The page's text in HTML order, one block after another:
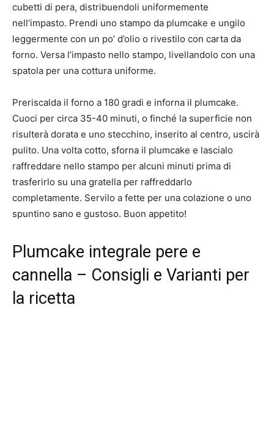
cubetti di pera, distribuendoli uniformemente
nell’impasto. Prendi uno stampo da plumcake e ungilo
leggermente con un po’ d’olio o rivestilo con carta da
forno. Versa l’impasto nello stampo, livellandolo con una
spatola per una cottura uniforme.
Preriscalda il forno a 180 gradi e inforna il plumcake.
Cuoci per circa 35-40 minuti, o finché la superficie non
risulterà dorata e uno stecchino, inserito al centro, uscirà
pulito. Una volta cotto, sforna il plumcake e lascialo
raffreddare nello stampo per alcuni minuti prima di
trasferirlo su una gratella per raffreddarlo
completamente. Servilo a fette per una colazione o uno
spuntino sano e gustoso. Buon appetito!
Plumcake integrale pere e
cannella – Consigli e Varianti per
la ricetta